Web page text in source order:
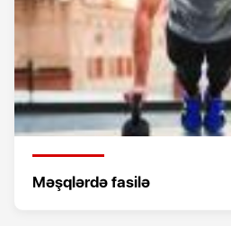
Məşqlərdə fasilə